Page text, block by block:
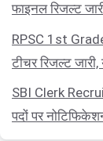
फाइनल रिजल्ट
RPSC 1st
टीचर रिजल्ट
SBI Clerk
पदों पर